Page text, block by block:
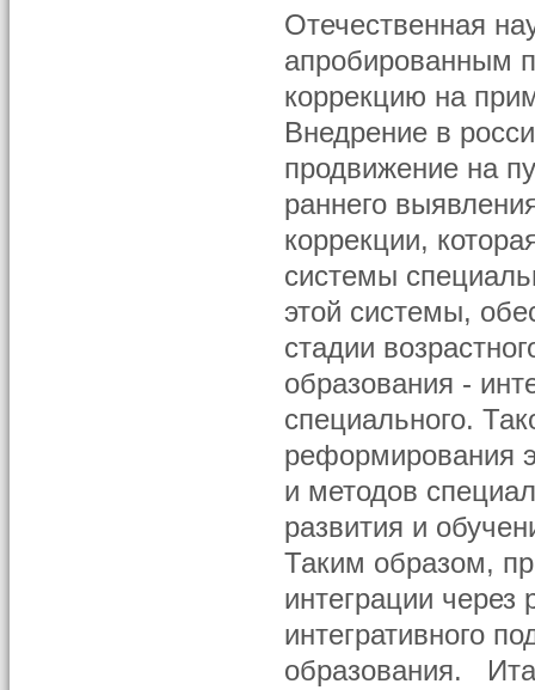
Отечественная
апробированным
коррекцию на
Внедрение в
продвижение на
раннего
коррекции,
системы
этой системы,
стадии
образования -
специального.
реформирования
и методов
развития и
Таким образом,
интеграции
интегративного
образования.